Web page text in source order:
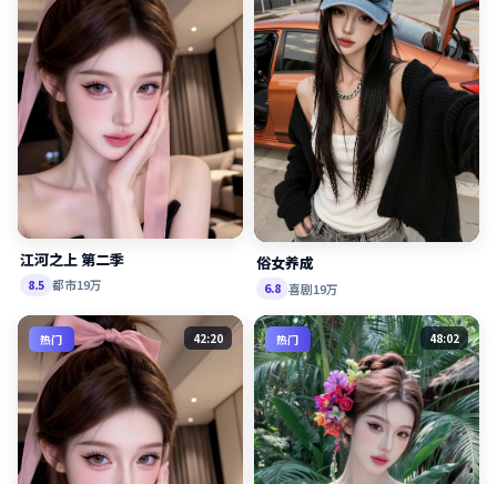
江河之上 第二季
8.5 都市19万
俗女养成
6.8 喜剧19万
热门 42:20 热门 48:02